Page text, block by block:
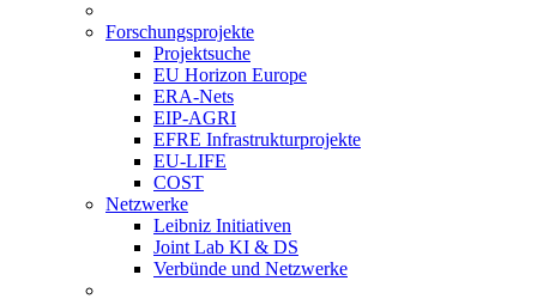
Forschungsprojekte
Projektsuche
EU Horizon Europe
ERA-Nets
EIP-AGRI
EFRE Infrastrukturprojekte
EU-LIFE
COST
Netzwerke
Leibniz Initiativen
Joint Lab KI & DS
Verbünde und Netzwerke